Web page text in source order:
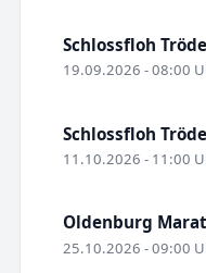
Schlossfloh
19.09.2026 - 08:00
Schlossfloh
11.10.2026 - 11:00
Oldenburg
25.10.2026 - 09:00